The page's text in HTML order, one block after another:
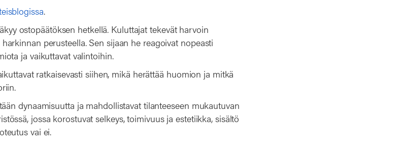
.
ostopäätöksen hetkellä. Kuluttajat tekevät harvoin
perusteella. Sen sijaan he reagoivat nopeasti
ja vaikuttavat valintoihin.
ratkaisevasti siihen, mikä herättää huomion ja mitkä
dynaamisuutta ja mahdollistavat tilanteeseen mukautuvan
jossa korostuvat selkeys, toimivuus ja estetiikka, sisältö
vai ei.